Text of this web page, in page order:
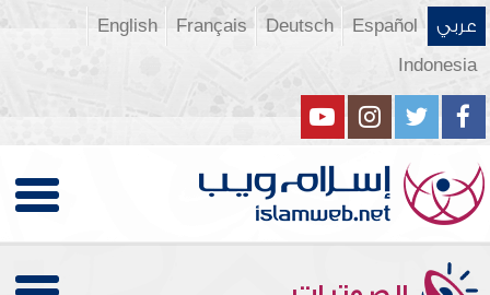
عربي Español
Deutsch
Français
English
Indonesia